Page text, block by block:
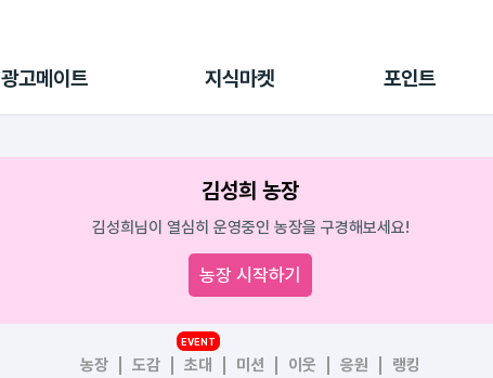
광고메이트 지식마켓 포인트
광고리포트
출석 룰렛
후원
김성희 농장
김성희님이 열심히 운영중인 농장을 구경해보세요!
농장 시작하기
농장 도감 초대
EVENT
미션 이웃 응원 랭킹